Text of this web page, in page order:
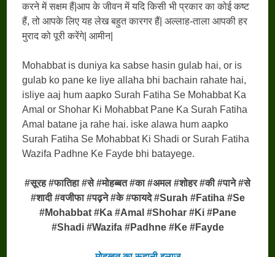
करने में सक्षम हैं|आप के जीवन में यदि किसी भी प्रकार का कोई कष्ट
हैं, तो आपके लिए यह लेख बहुत कारगर हैं| अल्लाह-ताला आपकी हर
मुराद को पूरी करेंगे| आमीन|
Mohabbat is duniya ka sabse hasin gulab hai, or is
gulab ko pane ke liye allaha bhi bachain rahate hai,
isliye aaj hum aapko Surah Fatiha Se Mohabbat Ka
Amal or Shohar Ki Mohabbat Pane Ka Surah Fatiha
Amal batane ja rahe hai. iske alawa hum aapko
Surah Fatiha Se Mohabbat Ki Shadi or Surah Fatiha
Wazifa Padhne Ke Fayde bhi batayege.
#सूरह #फातिहा #से #मोहब्बत #का #अमल #शोहर #की #पाने #से
#शादी #वजीफा #पढ़ने #के #फायदे #Surah #Fatiha #Se
#Mohabbat #Ka #Amal #Shohar #Ki #Pane
#Shadi #Wazifa #Padhne #Ke #Fayde